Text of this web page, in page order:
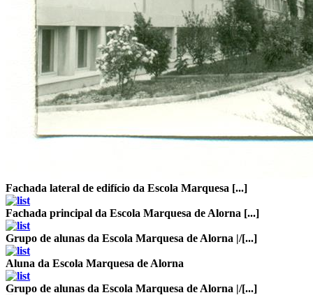
Fachada lateral de edifício da Escola Marquesa [...]
Fachada principal da Escola Marquesa de Alorna [...]
Grupo de alunas da Escola Marquesa de Alorna |/[...]
Aluna da Escola Marquesa de Alorna
Grupo de alunas da Escola Marquesa de Alorna |/[...]